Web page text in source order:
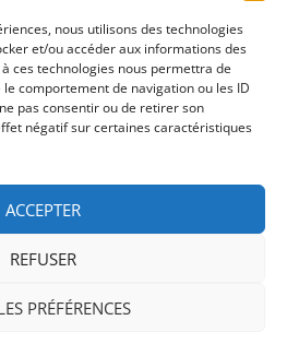
nous utilisons des technologies
et/ou accéder aux informations des
ces technologies nous permettra de
comportement de navigation ou les ID
pas consentir ou de retirer son
négatif sur certaines caractéristiques
ACCEPTER
REFUSER
PRÉFÉRENCES
11:00–23:00
11:00–23:00
11:00–20:00
11:00–20:00